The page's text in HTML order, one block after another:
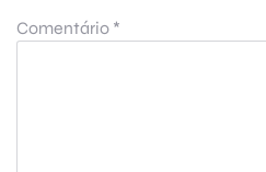
Comentário *